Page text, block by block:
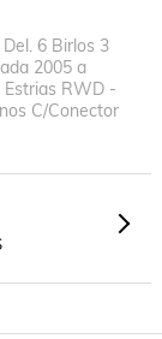
6 Birlos 3
2005 a
Estrias RWD -
C/Conector